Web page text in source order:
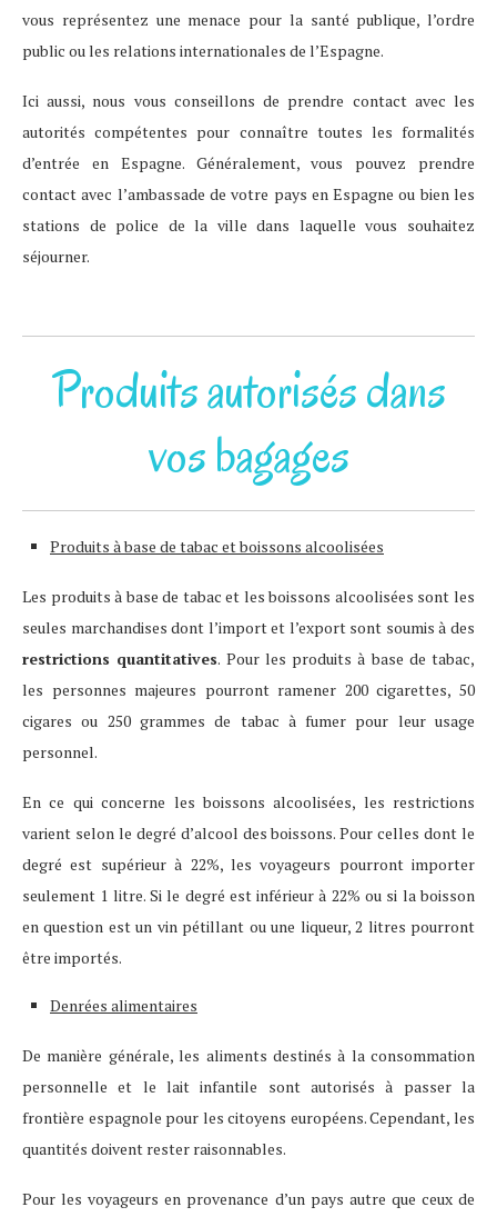
vous représentez une menace pour la santé publique, l’ordre
public ou les relations internationales de l’Espagne.
Ici aussi, nous vous conseillons de prendre contact avec les
autorités compétentes pour connaître toutes les formalités
d’entrée en Espagne. Généralement, vous pouvez prendre
contact avec l’ambassade de votre pays en Espagne ou bien les
stations de police de la ville dans laquelle vous souhaitez
séjourner.
Produits autorisés dans
vos bagages
Produits à base de tabac et boissons alcoolisées
Les produits à base de tabac et les boissons alcoolisées sont les
seules marchandises dont l’import et l’export sont soumis à des
restrictions quantitatives. Pour les produits à base de tabac,
les personnes majeures pourront ramener 200 cigarettes, 50
cigares ou 250 grammes de tabac à fumer pour leur usage
personnel.
En ce qui concerne les boissons alcoolisées, les restrictions
varient selon le degré d’alcool des boissons. Pour celles dont le
degré est supérieur à 22%, les voyageurs pourront importer
seulement 1 litre. Si le degré est inférieur à 22% ou si la boisson
en question est un vin pétillant ou une liqueur, 2 litres pourront
être importés.
Denrées alimentaires
De manière générale, les aliments destinés à la consommation
personnelle et le lait infantile sont autorisés à passer la
frontière espagnole pour les citoyens européens. Cependant, les
quantités doivent rester raisonnables.
Pour les voyageurs en provenance d’un pays autre que ceux de